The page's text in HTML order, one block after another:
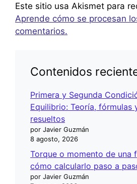
Este sitio usa Akismet para
Aprende cómo se procesan
comentarios.
Contenidos
Primera y Segunda
Equilibrio: Teoría, fórmulas
resueltos
por Javier Guzmán
8 agosto, 2026
Torque o momento de una
cómo calcularlo paso a
por Javier Guzmán